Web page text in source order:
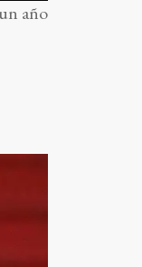
año